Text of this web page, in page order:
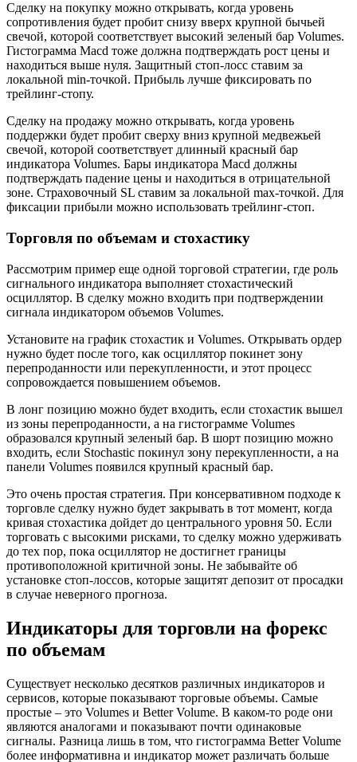
Сделку на покупку можно открывать, когда уровень
сопротивления будет пробит снизу вверх крупной бычьей
свечой, которой соответствует высокий зеленый бар Volumes.
Гистограмма Macd тоже должна подтверждать рост цены и
находиться выше нуля. Защитный стоп-лосс ставим за
локальной min-точкой. Прибыль лучше фиксировать по
трейлинг-стопу.
Сделку на продажу можно открывать, когда уровень
поддержки будет пробит сверху вниз крупной медвежьей
свечой, которой соответствует длинный красный бар
индикатора Volumes. Бары индикатора Macd должны
подтверждать падение цены и находиться в отрицательной
зоне. Страховочный SL ставим за локальной max-точкой. Для
фиксации прибыли можно использовать трейлинг-стоп.
Торговля по объемам и стохастику
Рассмотрим пример еще одной торговой стратегии, где роль
сигнального индикатора выполняет стохастический
осциллятор. В сделку можно входить при подтверждении
сигнала индикатором объемов Volumes.
Установите на график стохастик и Volumes. Открывать ордер
нужно будет после того, как осциллятор покинет зону
перепроданности или перекупленности, и этот процесс
сопровождается повышением объемов.
В лонг позицию можно будет входить, если стохастик вышел
из зоны перепроданности, а на гистограмме Volumes
образовался крупный зеленый бар. В шорт позицию можно
входить, если Stochastic покинул зону перекупленности, а на
панели Volumes появился крупный красный бар.
Это очень простая стратегия. При консервативном подходе к
торговле сделку нужно будет закрывать в тот момент, когда
кривая стохастика дойдет до центрального уровня 50. Если
торговать с высокими рисками, то сделку можно удерживать
до тех пор, пока осциллятор не достигнет границы
противоположной критичной зоны. Не забывайте об
установке стоп-лоссов, которые защитят депозит от просадки
в случае неверного прогноза.
Индикаторы для торговли на форекс
по объемам
Существует несколько десятков различных индикаторов и
сервисов, которые показывают торговые объемы. Самые
простые – это Volumes и Better Volume. В каком-то роде они
являются аналогами и показывают почти одинаковые
сигналы. Разница лишь в том, что гистограмма Better Volume
более информативна и индикатор может различать больше